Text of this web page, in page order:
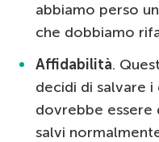
abbiamo perso
che dobbiamo
Affidabilità.
decidi di salvare
dovrebbe essere
salvi